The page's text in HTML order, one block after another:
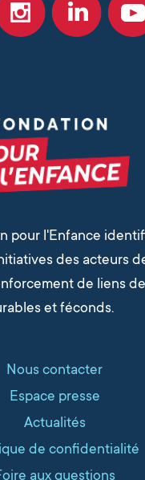
pour l'Enfance
des acteurs
de liens
et féconds.
Nous contacter
Espace presse
Actualités
de confidentialité
aux questions